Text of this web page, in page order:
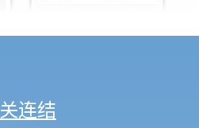
别？连结